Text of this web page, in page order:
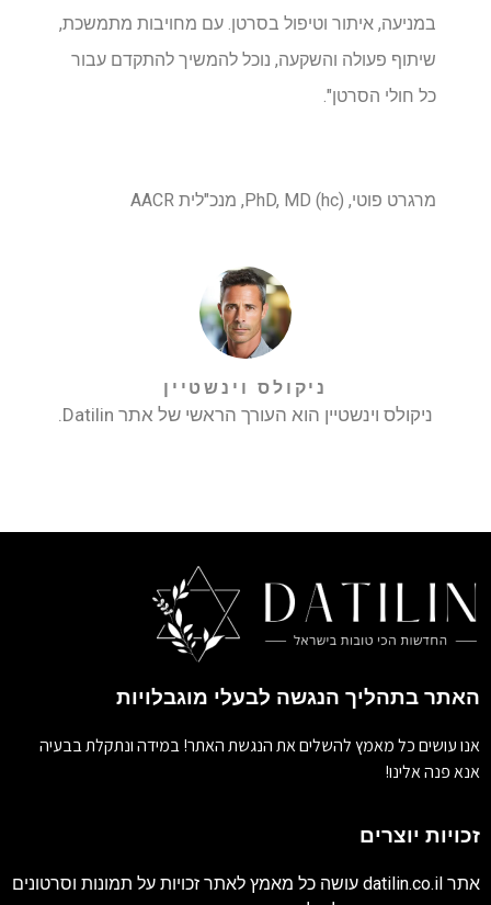
במניעה, איתור וטיפול בסרטן. עם מחויבות מתמשכת,
שיתוף פעולה והשקעה, נוכל להמשיך להתקדם עבור
כל חולי הסרטן".
מרגרט פוטי, PhD, MD (hc), מנכ"לית AACR
ניקולס וינשטיין
ניקולס וינשטיין הוא העורך הראשי של אתר Datilin.
האתר בתהליך הנגשה לבעלי מוגבלויות
אנו עושים כל מאמץ להשלים את הנגשת האתר! במידה ונתקלת בבעיה
אנא פנה אלינו!
זכויות יוצרים
אתר datilin.co.il עושה כל מאמץ לאתר זכויות על תמונות וסרטונים